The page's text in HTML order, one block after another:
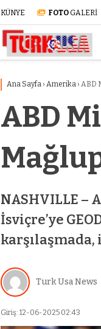
KÜNYE FOTO GALERİ
Ana Sayfa › Amerika › ABD
ABD
NASHVILLE –
İsviçre’ye
karşılaşmada,
Turk Usa News
Giriş: 12-06-2025 02:43